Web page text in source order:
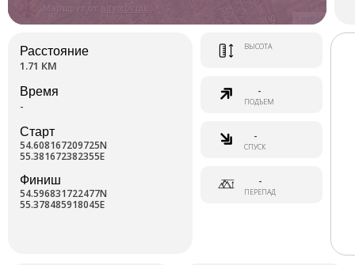
Маршрут от
Leaflet
Расстояние
1.71 КМ
Время
-
Старт
54.608167209725N
55.381672382355E
Финиш
54.596831722477N
55.378485918045E
ВЫСОТА
-
ПОДЪЕМ
-
СПУСК
-
ПЕРЕПАД